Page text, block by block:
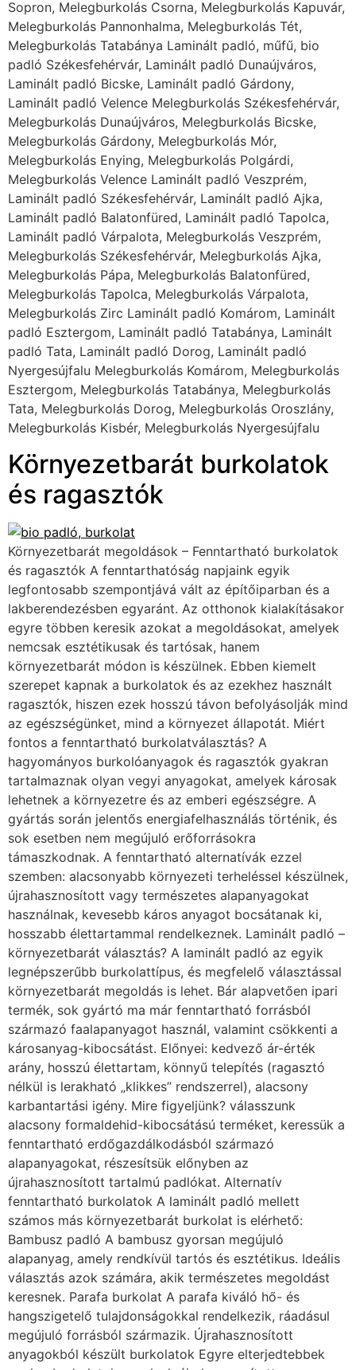
Sopron, Melegburkolás Csorna, Melegburkolás Kapuvár,
Melegburkolás Pannonhalma, Melegburkolás Tét,
Melegburkolás Tatabánya Laminált padló, műfű, bio
padló Székesfehérvár, Laminált padló Dunaújváros,
Laminált padló Bicske, Laminált padló Gárdony,
Laminált padló Velence Melegburkolás Székesfehérvár,
Melegburkolás Dunaújváros, Melegburkolás Bicske,
Melegburkolás Gárdony, Melegburkolás Mór,
Melegburkolás Enying, Melegburkolás Polgárdi,
Melegburkolás Velence Laminált padló Veszprém,
Laminált padló Székesfehérvár, Laminált padló Ajka,
Laminált padló Balatonfüred, Laminált padló Tapolca,
Laminált padló Várpalota, Melegburkolás Veszprém,
Melegburkolás Székesfehérvár, Melegburkolás Ajka,
Melegburkolás Pápa, Melegburkolás Balatonfüred,
Melegburkolás Tapolca, Melegburkolás Várpalota,
Melegburkolás Zirc Laminált padló Komárom, Laminált
padló Esztergom, Laminált padló Tatabánya, Laminált
padló Tata, Laminált padló Dorog, Laminált padló
Nyergesújfalu Melegburkolás Komárom, Melegburkolás
Esztergom, Melegburkolás Tatabánya, Melegburkolás
Tata, Melegburkolás Dorog, Melegburkolás Oroszlány,
Melegburkolás Kisbér, Melegburkolás Nyergesújfalu
Környezetbarát burkolatok
és ragasztók
Környezetbarát megoldások – Fenntartható burkolatok
és ragasztók A fenntarthatóság napjaink egyik
legfontosabb szempontjává vált az építőiparban és a
lakberendezésben egyaránt. Az otthonok kialakításakor
egyre többen keresik azokat a megoldásokat, amelyek
nemcsak esztétikusak és tartósak, hanem
környezetbarát módon is készülnek. Ebben kiemelt
szerepet kapnak a burkolatok és az ezekhez használt
ragasztók, hiszen ezek hosszú távon befolyásolják mind
az egészségünket, mind a környezet állapotát. Miért
fontos a fenntartható burkolatválasztás? A
hagyományos burkolóanyagok és ragasztók gyakran
tartalmaznak olyan vegyi anyagokat, amelyek károsak
lehetnek a környezetre és az emberi egészségre. A
gyártás során jelentős energiafelhasználás történik, és
sok esetben nem megújuló erőforrásokra
támaszkodnak. A fenntartható alternatívák ezzel
szemben: alacsonyabb környezeti terheléssel készülnek,
újrahasznosított vagy természetes alapanyagokat
használnak, kevesebb káros anyagot bocsátanak ki,
hosszabb élettartammal rendelkeznek. Laminált padló –
környezetbarát választás? A laminált padló az egyik
legnépszerűbb burkolattípus, és megfelelő választással
környezetbarát megoldás is lehet. Bár alapvetően ipari
termék, sok gyártó ma már fenntartható forrásból
származó faalapanyagot használ, valamint csökkenti a
károsanyag-kibocsátást. Előnyei: kedvező ár-érték
arány, hosszú élettartam, könnyű telepítés (ragasztó
nélkül is lerakható „klikkes” rendszerrel), alacsony
karbantartási igény. Mire figyeljünk? válasszunk
alacsony formaldehid-kibocsátású terméket, keressük a
fenntartható erdőgazdálkodásból származó
alapanyagokat, részesítsük előnyben az
újrahasznosított tartalmú padlókat. Alternatív
fenntartható burkolatok A laminált padló mellett
számos más környezetbarát burkolat is elérhető:
Bambusz padló A bambusz gyorsan megújuló
alapanyag, amely rendkívül tartós és esztétikus. Ideális
választás azok számára, akik természetes megoldást
keresnek. Parafa burkolat A parafa kiváló hő- és
hangszigetelő tulajdonságokkal rendelkezik, ráadásul
megújuló forrásból származik. Újrahasznosított
anyagokból készült burkolatok Egyre elterjedtebbek